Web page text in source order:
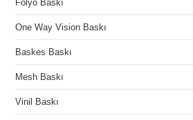
Folyo Baskı
One Way Vision Baskı
Baskes Baskı
Mesh Baskı
Vinil Baskı